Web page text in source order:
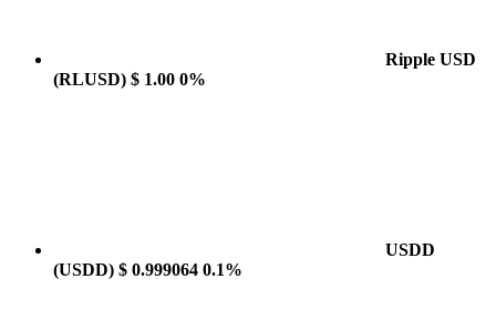
Ripple USD
(RLUSD) $ 1.00 0%
USDD
(USDD) $ 0.999064 0.1%